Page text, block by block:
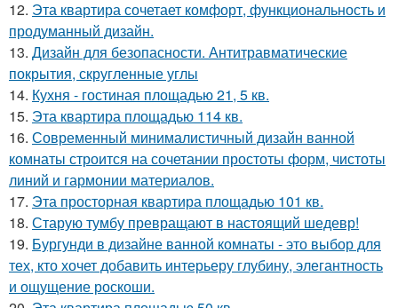
12. Эта квартира сочетает комфорт, функциональность и
продуманный дизайн.
13. Дизайн для безопасности. Антитравматические
покрытия, скругленные углы
14. Кухня - гостиная площадью 21, 5 кв.
15. Эта квартира площадью 114 кв.
16. Современный минималистичный дизайн ванной
комнаты строится на сочетании простоты форм, чистоты
линий и гармонии материалов.
17. Эта просторная квартира площадью 101 кв.
18. Старую тумбу превращают в настоящий шедевр!
19. Бургунди в дизайне ванной комнаты - это выбор для
тех, кто хочет добавить интерьеру глубину, элегантность
и ощущение роскоши.